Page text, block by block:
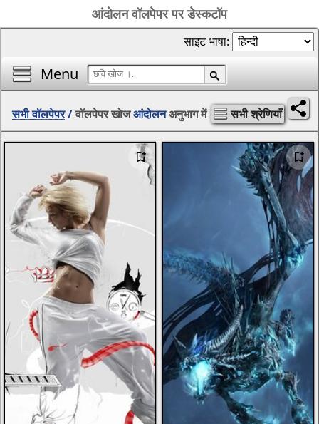
आंदोलन वॉलपेपर पर डेस्कटॉप
Menu
साइट भाषा:
सभी वॉलपेपर/वॉलपेपर खोजआंदोलनअनुभाग में सभी श्रेणियाँ